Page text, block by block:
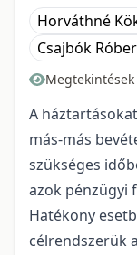
Horváthné
Csajbók
Megtekintések
A
más-más
szükséges
azok pénzügyi
Hatékony
célrendszerük